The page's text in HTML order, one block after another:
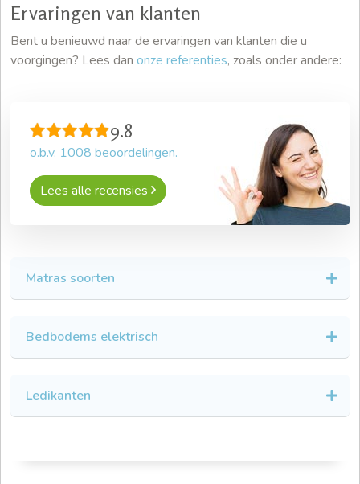
Ervaringen van klanten
Bent u benieuwd naar de ervaringen van klanten die u
voorgingen? Lees dan onze referenties, zoals onder andere:
9.8
o.b.v. 1008 beoordelingen.
Lees alle recensies
Matras soorten
Bedbodems elektrisch
Ledikanten